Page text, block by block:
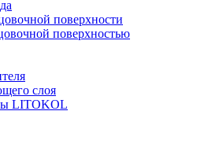
поверхности
поверхностью
слоя
LITOKOL